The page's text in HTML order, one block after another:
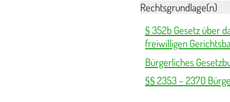
Rechtsgrundlage(n)
§ 352b Gesetz über
freiwilligen
Bürgerliches
§§ 2353 – 2370